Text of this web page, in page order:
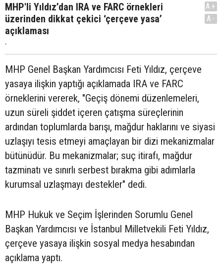
MHP'li Yıldız’dan IRA ve FARC örnekleri
üzerinden dikkat çekici ‘çerçeve yasa’
açıklaması
.
A+
A-
MHP Genel Başkan Yardımcısı Feti Yıldız, çerçeve
yasaya ilişkin yaptığı açıklamada IRA ve FARC
örneklerini vererek, "Geçiş dönemi düzenlemeleri,
uzun süreli şiddet içeren çatışma süreçlerinin
ardından toplumlarda barışı, mağdur haklarını ve siyasi
uzlaşıyı tesis etmeyi amaçlayan bir dizi mekanizmalar
bütünüdür. Bu mekanizmalar; suç itirafı, mağdur
tazminatı ve sınırlı serbest bırakma gibi adımlarla
kurumsal uzlaşmayı destekler" dedi.
MHP Hukuk ve Seçim İşlerinden Sorumlu Genel
Başkan Yardımcısı ve İstanbul Milletvekili Feti Yıldız,
çerçeve yasaya ilişkin sosyal medya hesabından
açıklama yaptı.